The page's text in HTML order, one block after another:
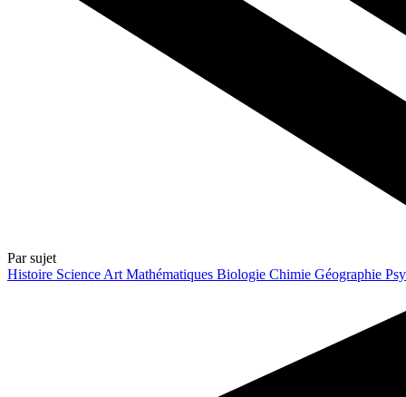
Par sujet
Histoire Science Art Mathématiques Biologie Chimie Géographie